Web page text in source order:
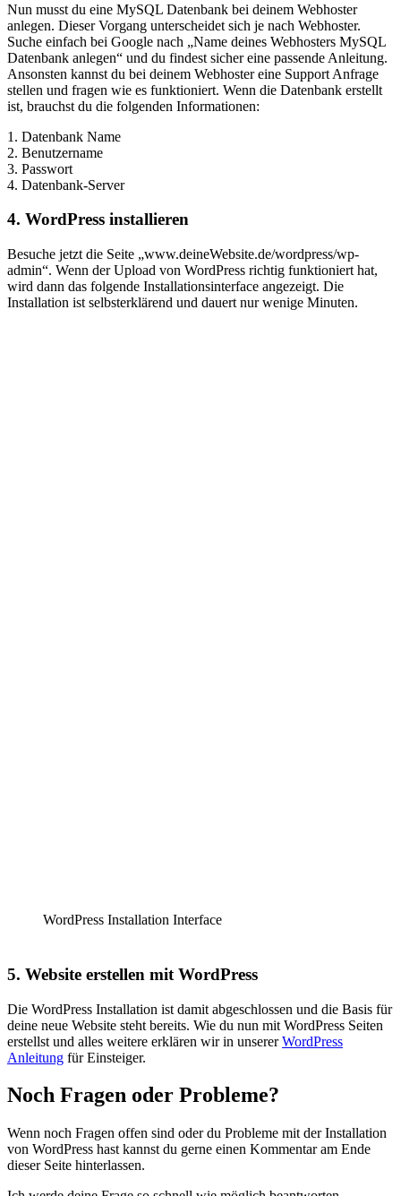
Nun musst du eine MySQL Datenbank bei deinem Webhoster
anlegen. Dieser Vorgang unterscheidet sich je nach Webhoster.
Suche einfach bei Google nach „Name deines Webhosters MySQL
Datenbank anlegen“ und du findest sicher eine passende Anleitung.
Ansonsten kannst du bei deinem Webhoster eine Support Anfrage
stellen und fragen wie es funktioniert. Wenn die Datenbank erstellt
ist, brauchst du die folgenden Informationen:
1. Datenbank Name
2. Benutzername
3. Passwort
4. Datenbank-Server
4. WordPress installieren
Besuche jetzt die Seite „www.deineWebsite.de/wordpress/wp-
admin“. Wenn der Upload von WordPress richtig funktioniert hat,
wird dann das folgende Installationsinterface angezeigt. Die
Installation ist selbsterklärend und dauert nur wenige Minuten.
WordPress Installation Interface
5. Website erstellen mit WordPress
Die WordPress Installation ist damit abgeschlossen und die Basis für
deine neue Website steht bereits. Wie du nun mit WordPress Seiten
erstellst und alles weitere erklären wir in unsererWordPress
Anleitung für Einsteiger.
Noch Fragen oder Probleme?
Wenn noch Fragen offen sind oder du Probleme mit der Installation
von WordPress hast kannst du gerne einen Kommentar am Ende
dieser Seite hinterlassen.